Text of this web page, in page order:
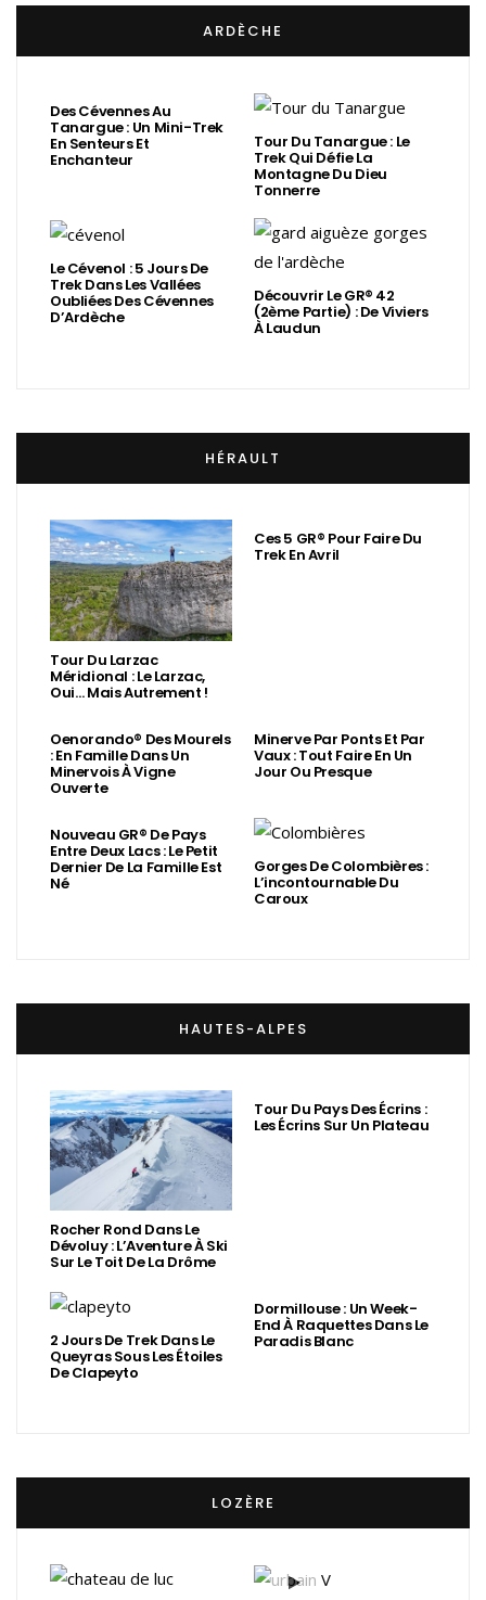
ARDÈCHE
Des Cévennes Au
Tanargue : Un Mini-Trek
En Senteurs Et
Enchanteur
Tour Du Tanargue : Le
Trek Qui Défie La
Montagne Du Dieu
Tonnerre
Le Cévenol : 5 Jours De
Trek Dans Les Vallées
Oubliées Des Cévennes
D’Ardèche
Découvrir Le GR® 42
(2ème Partie) : De Viviers
À Laudun
HÉRAULT
Tour Du Larzac
Méridional : Le Larzac,
Oui… Mais Autrement !
Ces 5 GR® Pour Faire Du
Trek En Avril
Oenorando® Des Mourels
: En Famille Dans Un
Minervois À Vigne
Ouverte
Minerve Par Ponts Et Par
Vaux : Tout Faire En Un
Jour Ou Presque
Nouveau GR® De Pays
Entre Deux Lacs : Le Petit
Dernier De La Famille Est
Né
Gorges De Colombières :
L’incontournable Du
Caroux
HAUTES-ALPES
Rocher Rond Dans Le
Dévoluy : L’Aventure À Ski
Sur Le Toit De La Drôme
Tour Du Pays Des Écrins :
Les Écrins Sur Un Plateau
2 Jours De Trek Dans Le
Queyras Sous Les Étoiles
De Clapeyto
Dormillouse : Un Week-
End À Raquettes Dans Le
Paradis Blanc
LOZÈRE